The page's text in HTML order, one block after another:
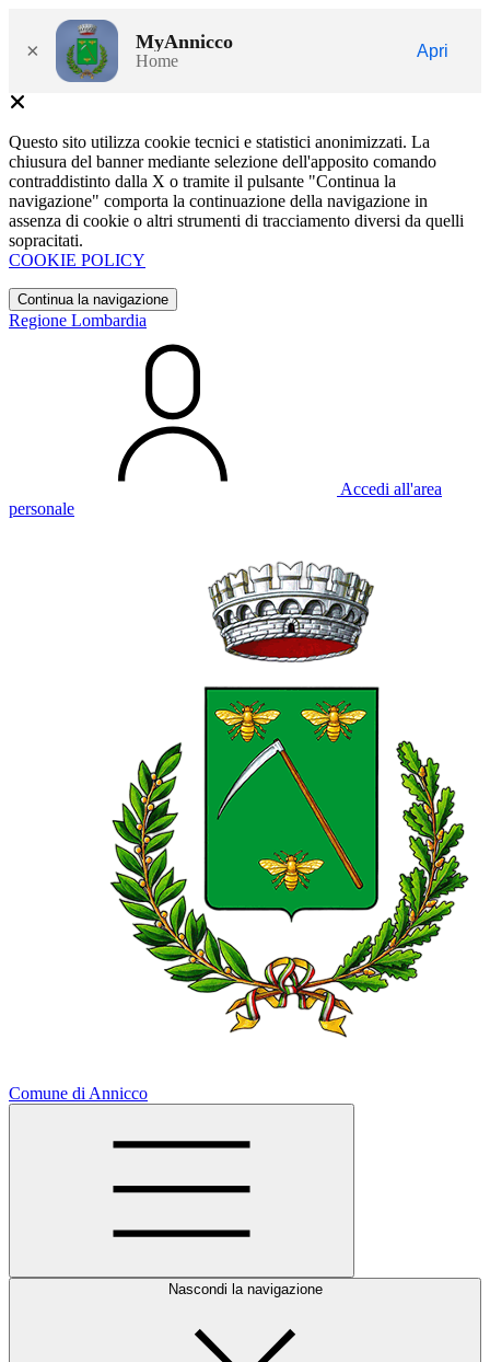
× MyAnnicco
Home
Apri
Questo sito utilizza cookie tecnici e statistici anonimizzati. La
chiusura del banner mediante selezione dell'apposito comando
contraddistinto dalla X o tramite il pulsante "Continua la
navigazione" comporta la continuazione della navigazione in
assenza di cookie o altri strumenti di tracciamento diversi da quelli
sopracitati.
COOKIE POLICY
Continua la navigazione
Regione Lombardia
Accedi all'area
personale
Comune di Annicco
Nascondi la navigazione